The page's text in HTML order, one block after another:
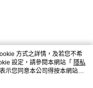
方式之詳情，及若您不希
設定，請參閱本網站「 隱私
示您同意本公司得按本網站使